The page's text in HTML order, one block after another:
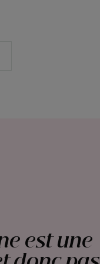
est une